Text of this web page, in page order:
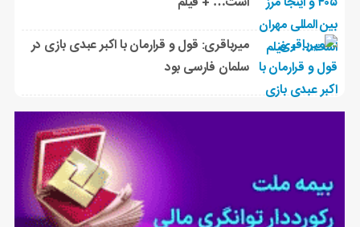
میرباقری: قول و قرارمان با اکبر عبدی بازی در
سلمان فارسی بود